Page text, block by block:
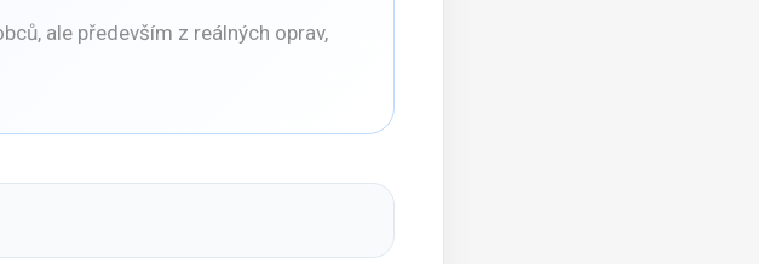
ale především z reálných oprav,